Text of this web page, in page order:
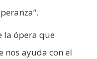
la ópera que
nos ayuda con el